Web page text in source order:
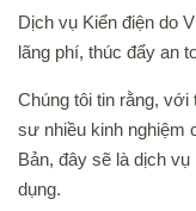
Dịch vụ Kiển điện do
lãng phí, thúc đẩy an
Chúng tôi tin rằng, với
sư nhiều kinh nghiệm
Bản, đây sẽ là dịch
dụng.